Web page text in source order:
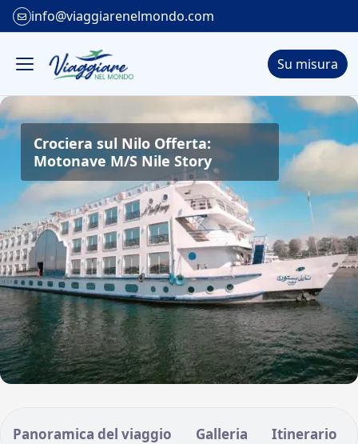
info@viaggiarenelmondo.com
Su misura
Crociera sul Nilo Offerta:
Motonave M/S Nile Story
Panoramica del viaggio Galleria Itinerario